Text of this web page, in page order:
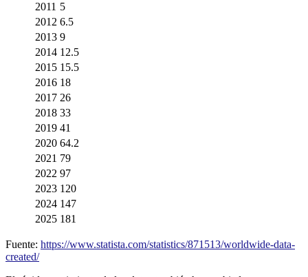
2011 5
2012 6.5
2013 9
2014 12.5
2015 15.5
2016 18
2017 26
2018 33
2019 41
2020 64.2
2021 79
2022 97
2023 120
2024 147
2025 181
Fuente: https://www.statista.com/statistics/871513/worldwide-data-
created/